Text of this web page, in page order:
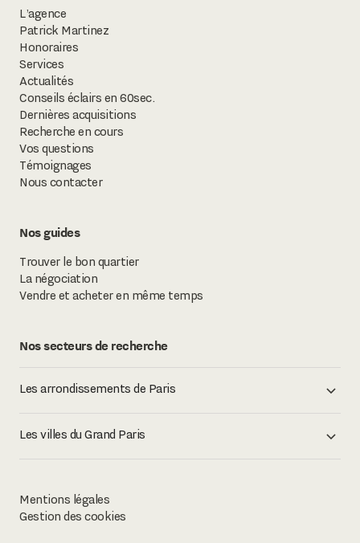
L’agence
Patrick Martinez
Honoraires
Services
Actualités
Conseils éclairs en 60sec.
Dernières acquisitions
Recherche en cours
Vos questions
Témoignages
Nous contacter
Nos guides
Trouver le bon quartier
La négociation
Vendre et acheter en même temps
Nos secteurs de recherche
Les arrondissements de Paris
Les villes du Grand Paris
Mentions légales
Gestion des cookies